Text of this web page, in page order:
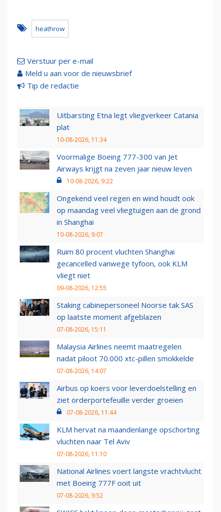
heathrow
Verstuur per e-mail
Meld u aan voor de nieuwsbrief
Tip de redactie
Uitbarsting Etna legt vliegverkeer Catania
plat
10-08-2026, 11:34
Voormalige Boeing 777-300 van Jet
Airways krijgt na zeven jaar nieuw leven
10-08-2026, 9:22
Ongekend veel regen en wind houdt ook
op maandag veel vliegtuigen aan de grond
in Shanghai
10-08-2026, 9:07
Ruim 80 procent vluchten Shanghai
gecancelled vanwege tyfoon, ook KLM
vliegt niet
09-08-2026, 12:55
Staking cabinepersoneel Noorse tak SAS
op laatste moment afgeblazen
07-08-2026, 15:11
Malaysia Airlines neemt maatregelen
nadat piloot 70.000 xtc-pillen smokkelde
07-08-2026, 14:07
Airbus op koers voor leverdoelstelling en
ziet orderportefeuille verder groeien
07-08-2026, 11:44
KLM hervat na maandenlange opschorting
vluchten naar Tel Aviv
07-08-2026, 11:10
National Airlines voert langste vrachtvlucht
met Boeing 777F ooit uit
07-08-2026, 9:52